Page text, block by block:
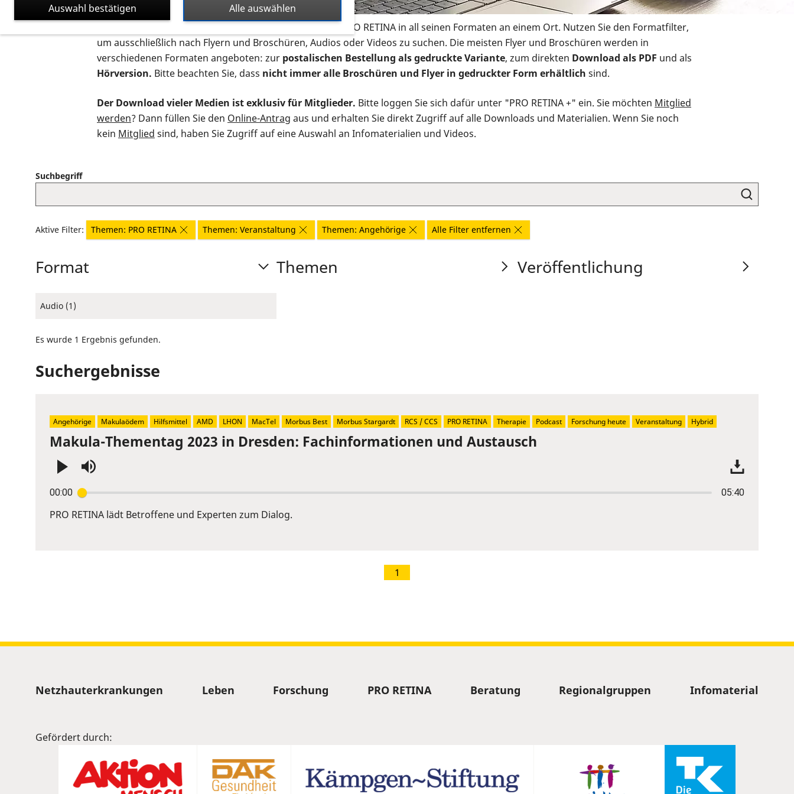
Auf dieser Seite finden Sie sämtliches Infomaterial der PRO RETINA in all seinen Formaten an einem Ort. Nutzen Sie den Formatfilter,
um ausschließlich nach Flyern und Broschüren, Audios oder Videos zu suchen. Die meisten Flyer und Broschüren werden in
verschiedenen Formaten angeboten: zur postalischen Bestellung als gedruckte Variante, zum direkten Download als PDF und als
Hörversion. Bitte beachten Sie, dass nicht immer alle Broschüren und Flyer in gedruckter Form erhältlich sind.
Der Download vieler Medien ist exklusiv für Mitglieder. Bitte loggen Sie sich dafür unter "PRO RETINA +" ein. Sie möchten Mitglied
werden? Dann füllen Sie den Online-Antrag aus und erhalten Sie direkt Zugriff auf alle Downloads und Materialien. Wenn Sie noch
kein Mitglied sind, haben Sie Zugriff auf eine Auswahl an Infomaterialien und Videos.
Suchbegriff
Aktive Filter: Themen: PRO RETINA Themen: Veranstaltung Themen: Angehörige Alle Filter entfernen
Format
Audio (1)
Themen Veröffentlichung
Es wurde 1 Ergebnis gefunden.
Suchergebnisse
Makula-Thementag 2023 in Dresden: Fachinformationen und Austausch
00:00 05:40
Enter
or
PRO RETINA lädt Betroffene und Experten zum Dialog.
Angehörige Makulaödem Hilfsmittel AMD LHON MacTel Morbus Best Morbus Stargardt RCS / CCS PRO RETINA Therapie Podcast Forschung heute Veranstaltung Hybrid
1
Sitemap
Netzhauterkrankungen Leben Forschung PRO RETINA Beratung Regionalgruppen Infomaterial
Gefördert durch:
Alle auswählen
Auswahl bestätigen